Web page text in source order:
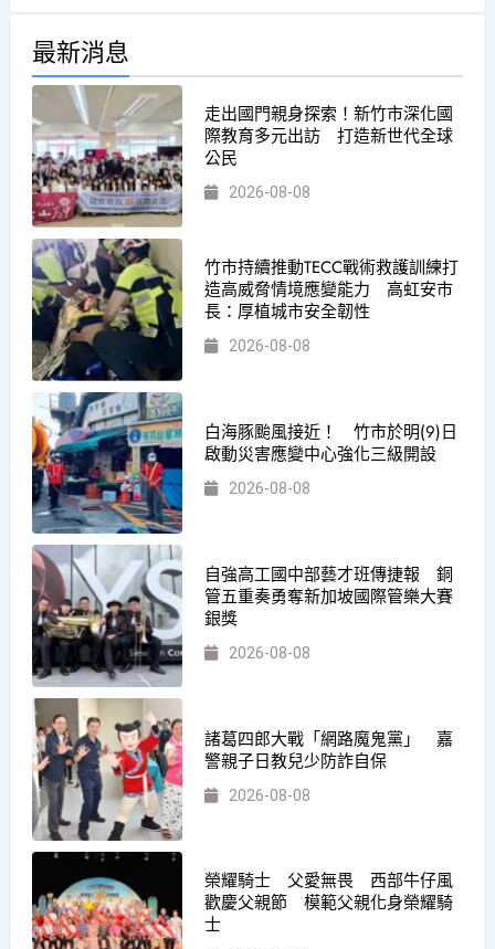
最新消息
走出國門親身探索！新竹市深化國
際教育多元出訪 打造新世代全球
公民
2026-08-08
竹市持續推動TECC戰術救護訓練打
造高威脅情境應變能力 高虹安市
長：厚植城市安全韌性
2026-08-08
白海豚颱風接近！ 竹市於明(9)日
啟動災害應變中心強化三級開設
2026-08-08
自強高工國中部藝才班傳捷報 銅
管五重奏勇奪新加坡國際管樂大賽
銀獎
2026-08-08
諸葛四郎大戰「網路魔鬼黨」 嘉
警親子日教兒少防詐自保
2026-08-08
榮耀騎士 父愛無畏 西部牛仔風
歡慶父親節 模範父親化身榮耀騎
士